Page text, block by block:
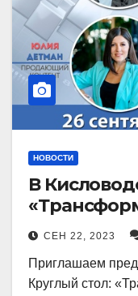
НОВОСТИ
В
СЕН 22, 2023
Приглашаем
Круглый стол: